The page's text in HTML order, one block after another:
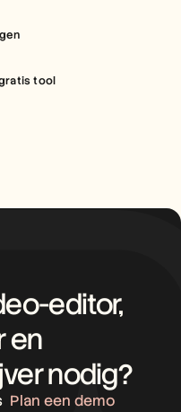
tool
editor,
en
nodig?
Plan een demo